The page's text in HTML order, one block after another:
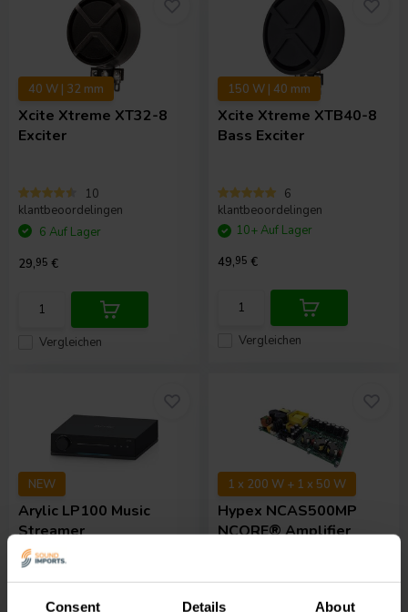
Consent Details About
40 W | 32 mm
Xcite Xtreme XT32-8
Exciter
10
klantbeoordelingen
Vergleichen
6 Auf Lager
29,95 €
150 W | 40 mm
Xcite Xtreme XTB40-8
Bass Exciter
6
klantbeoordelingen
Vergleichen
10+ Auf Lager
49,95 €
NEW
Arylic LP100 Music
Streamer
klantbeoordelingen
1 x 200 W + 1 x 50 W
Hypex NCAS500MP
NCORE® Amplifier
klantbeoordelingen